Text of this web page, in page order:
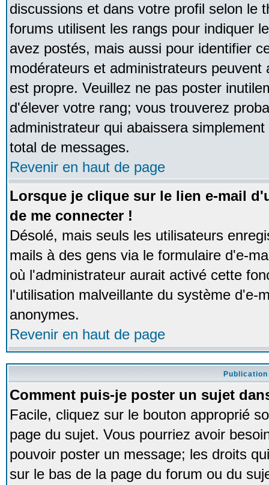
discussions et dans votre profil selon le
forums utilisent les rangs pour indiquer
avez postés, mais aussi pour identifier
modérateurs et administrateurs
est propre. Veuillez ne pas poster
d'élever votre rang; vous trouverez
administrateur qui abaissera
total de messages.
Revenir en haut de page
Lorsque je clique sur le lien e-mail
de me connecter !
Désolé, mais seuls les utilisateurs
mails à des gens via le formulaire d'e-
où l'administrateur aurait activé cette
l'utilisation malveillante du système d'e-
anonymes.
Revenir en haut de page
Publication
Comment puis-je poster un sujet
Facile, cliquez sur le bouton approprié
page du sujet. Vous pourriez avoir
pouvoir poster un message; les droits
sur le bas de la page du forum ou du